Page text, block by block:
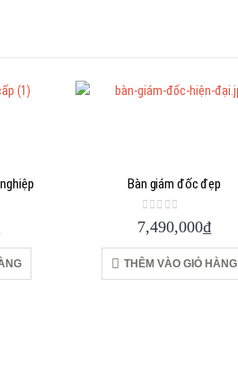
Bàn giám đốc đẹp
0 out of 5
7,490,000₫
THÊM VÀO GIỎ HÀNG